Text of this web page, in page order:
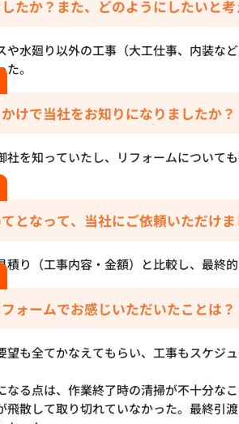
たか？また、どのようにしたいと
や水廻り以外の工事（大工仕事、内装な
。
けで当社をお知りになりましたか？
社を知っていたし、リフォームについて
となって、当社にご依頼いただけ
積り（工事内容・金額）と比較し、最終
ォームでお感じいただいたことは？
望も全てかなえてもらい、工事もスケジ
なる点は、作業終了時の清掃が不十分な
飛散して取り切れていなかった。最終引